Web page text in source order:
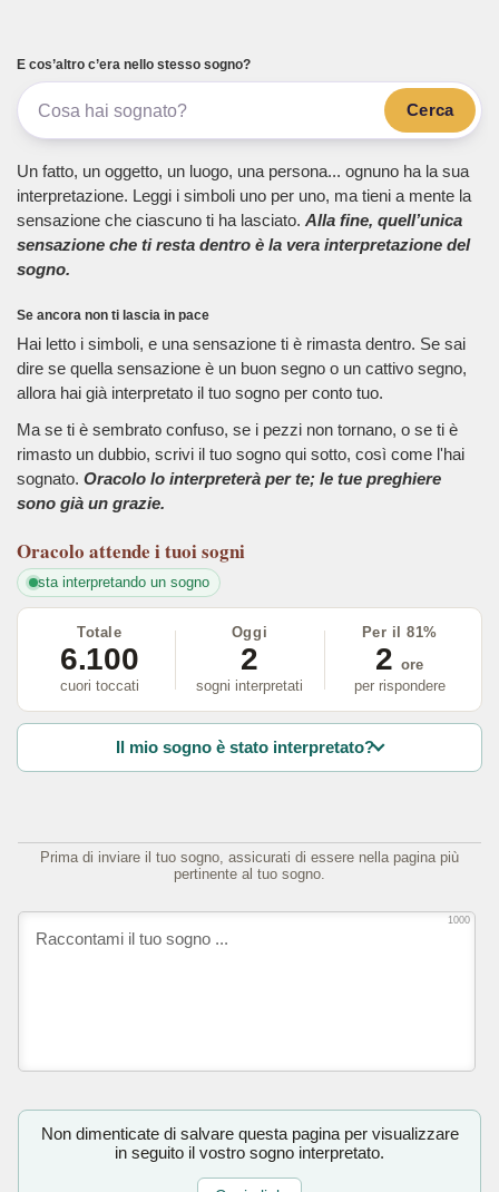
E cos’altro c’era nello stesso sogno?
Cerca
Un fatto, un oggetto, un luogo, una persona... ognuno ha la sua
interpretazione. Leggi i simboli uno per uno, ma tieni a mente la
sensazione che ciascuno ti ha lasciato. Alla fine, quell’unica
sensazione che ti resta dentro è la vera interpretazione del
sogno.
Se ancora non ti lascia in pace
Hai letto i simboli, e una sensazione ti è rimasta dentro. Se sai
dire se quella sensazione è un buon segno o un cattivo segno,
allora hai già interpretato il tuo sogno per conto tuo.
Ma se ti è sembrato confuso, se i pezzi non tornano, o se ti è
rimasto un dubbio, scrivi il tuo sogno qui sotto, così come l'hai
sognato. Oracolo lo interpreterà per te; le tue preghiere
sono già un grazie.
Oracolo attende i tuoi sogni
sta interpretando un sogno
Totale
6.100
cuori toccati
Oggi
2
sogni interpretati
Per il 81%
2 ore
per rispondere
Il mio sogno è stato interpretato?
Prima di inviare il tuo sogno, assicurati di essere nella pagina più
pertinente al tuo sogno.
1000
Non dimenticate di salvare questa pagina per visualizzare
in seguito il vostro sogno interpretato.